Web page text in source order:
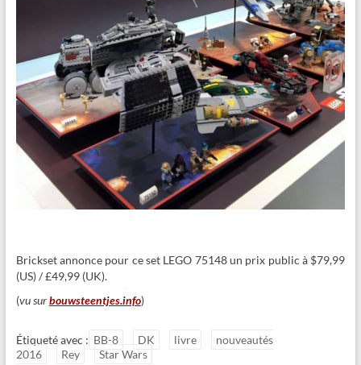
Brickset annonce pour ce set LEGO 75148 un prix public à $79,99
(US) / £49,99 (UK).
(vu surbouwsteentjes.info)
Étiqueté avec : BB-8 DK livre
nouveautés
2016
Rey Star Wars